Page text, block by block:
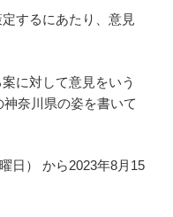
するにあたり、意見
に対して意見をいう
奈川県の姿を書いて
日） から2023年8月15